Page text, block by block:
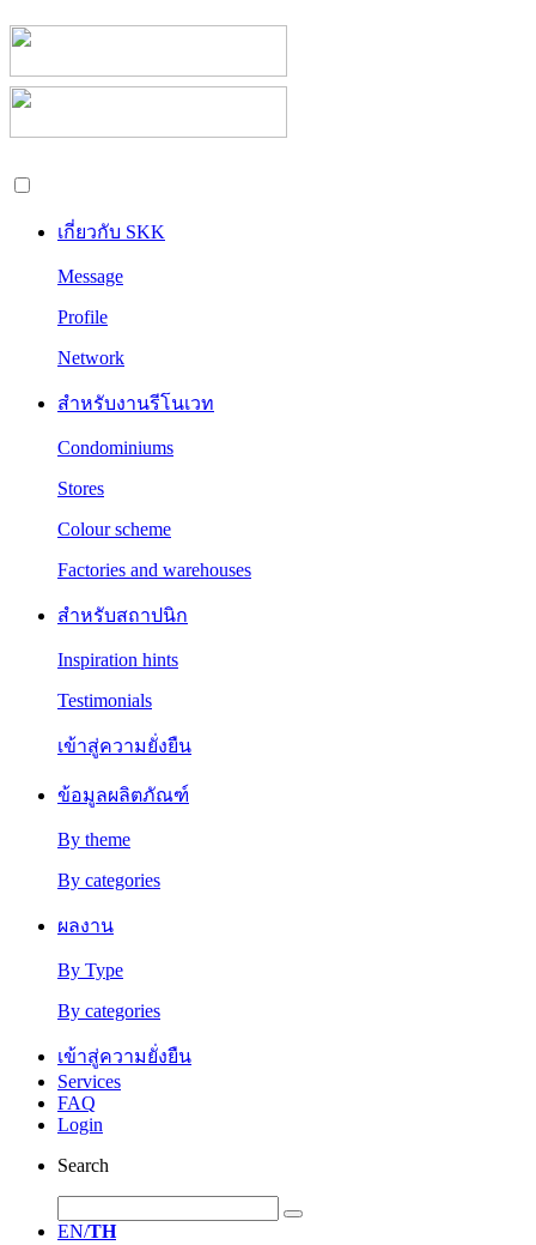
เกี่ยวกับ SKK
Message
Profile
Network
สำหรับงานรีโนเวท
Condominiums
Stores
Colour scheme
Factories and warehouses
สำหรับสถาปนิก
Inspiration hints
Testimonials
เข้าสู่ความยั่งยืน
ข้อมูลผลิตภัณฑ์
By theme
By categories
ผลงาน
By Type
By categories
เข้าสู่ความยั่งยืน
Services
FAQ
Login
Search
EN/TH